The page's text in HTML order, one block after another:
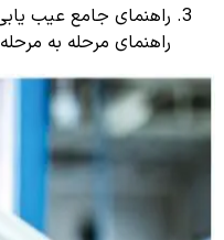
راهنمای مرحله به مرحله